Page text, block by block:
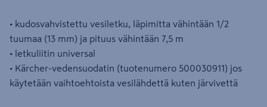
• kudosvahvistettu vesiletku, läpimitta vähintään 1/2
tuumaa (13 mm) ja pituus vähintään 7,5 m
• letkuliitin universal
• Kärcher-vedensuodatin (tuotenumero 500030911) jos
käytetään vaihtoehtoista vesilähdettä kuten järvivettä